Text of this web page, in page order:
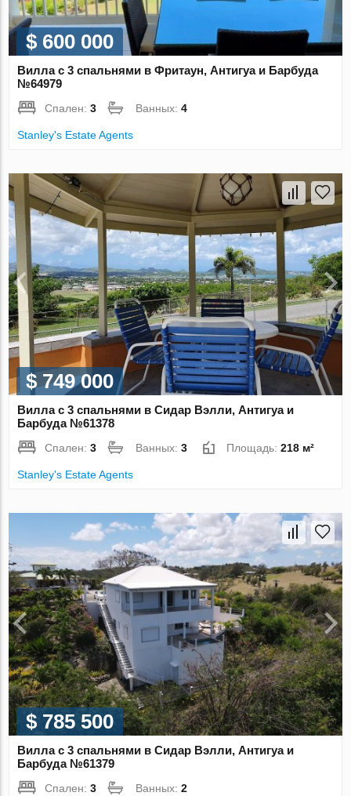
$ 600 000
Вилла с 3 спальнями в Фритаун, Антигуа и Барбуда
№64979
Спален:3 Ванных:4
Stanley's Estate Agents
$ 749 000
Вилла с 3 спальнями в Сидар Вэлли, Антигуа и
Барбуда №61378
Спален:3 Ванных:3 Площадь:218 м²
Stanley's Estate Agents
$ 785 500
Вилла с 3 спальнями в Сидар Вэлли, Антигуа и
Барбуда №61379
Спален:3 Ванных:2